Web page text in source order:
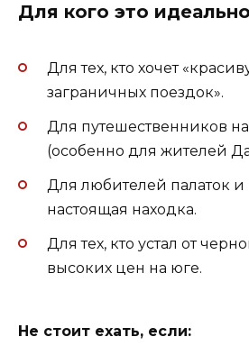
Для кого это
Для тех, кто хочет
заграничных поездок».
Для путешественников
(особенно для жителей
Для любителей палаток и
настоящая находка.
Для тех, кто устал от
высоких цен на юге.
Не стоит ехать, если: